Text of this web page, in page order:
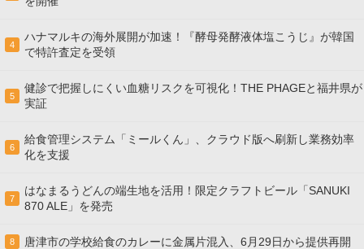
4
ハナマルキの海外展開が加速！『酵母発酵液体塩こうじ』が韓国
で特許査定を受領
5
健診で把握しにくい血糖リスクを可視化！THE PHAGEと福井県が
実証
6
給食管理システム「ミールくん」、クラウド版へ刷新し業務効率
化を支援
7
はなまるうどんの端生地を活用！限定クラフトビール「SANUKI
870 ALE」を発売
8 唐津市の学校給食のカレーに金属片混入、6月29日から提供再開